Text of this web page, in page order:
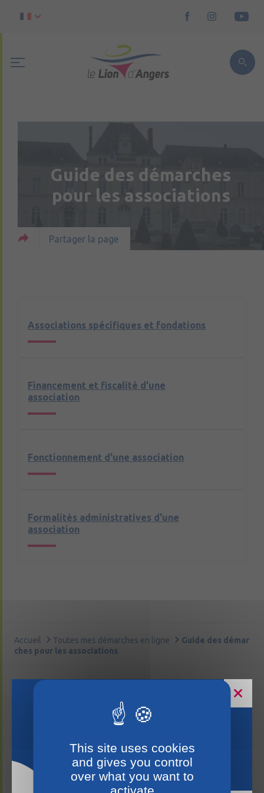
Guide des démarches
pour les associations
Partager la page
Associations spécifiques et fondations
Financement et fiscalité d'une
association
Fonctionnement d'une association
Formalités administratives d'une
association
Accueil Toutes mes démarches en ligne
Guide des démar
ches pour les associations
This site uses cookies
and gives you control
over what you want to
activate